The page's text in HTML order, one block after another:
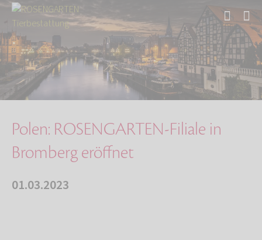
Start Über uns
Aktuelles
Polen: ROSENGARTEN-Filiale in Bromberg eröffn…
Polen: ROSENGARTEN-Filiale in
Bromberg eröffnet
01.03.2023